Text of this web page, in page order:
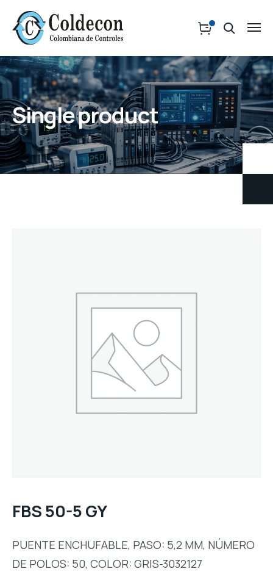
Single product
FBS 50-5 GY
PUENTE ENCHUFABLE, PASO: 5,2 MM, NÚMERO
DE POLOS: 50, COLOR: GRIS-3032127